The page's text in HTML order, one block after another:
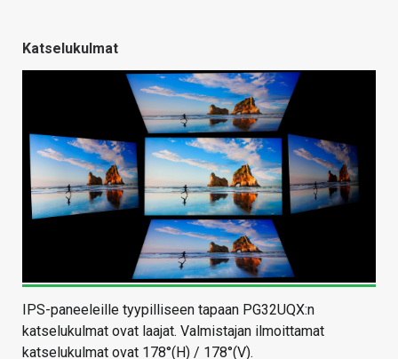
Katselukulmat
IPS-paneeleille tyypilliseen tapaan PG32UQX:n
katselukulmat ovat laajat. Valmistajan ilmoittamat
katselukulmat ovat 178°(H) / 178°(V).